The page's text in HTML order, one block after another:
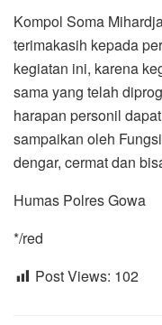
Kompol Soma
terimakasih kepada
kegiatan ini, karena
sama yang telah
harapan personil
sampaikan oleh
dengar, cermat dan
Humas Polres Gowa
*/red
Post Views: 102